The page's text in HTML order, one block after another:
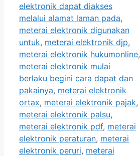
elektronik dapat diakses
melalui alamat laman pada,
meterai elektronik digunakan
untuk, meterai elektronik djp,
meterai elektronik hukumonline,
meterai elektronik mulai
berlaku begini cara dapat dan
pakainya, meterai elektronik
ortax, meterai elektronik pajak,
meterai elektronik palsu,
meterai elektronik pdf, meterai
elektronik peraturan, meterai
elektronik peruri, meterai